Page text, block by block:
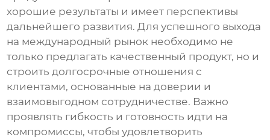
хорошие результаты и имеет перспективы
дальнейшего развития. Для успешного выхода
на международный рынок необходимо не
только предлагать качественный продукт, но и
строить долгосрочные отношения с
клиентами, основанные на доверии и
взаимовыгодном сотрудничестве. Важно
проявлять гибкость и готовность идти на
компромиссы, чтобы удовлетворить